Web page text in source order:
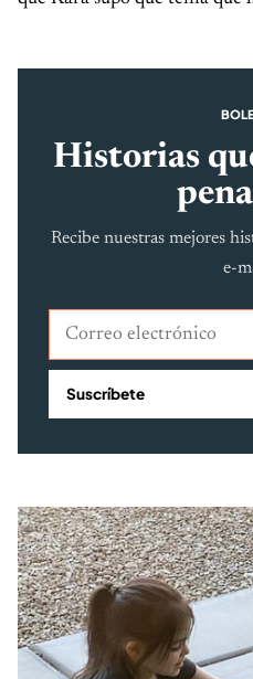
Historias
Recibe nuestras mejores
e-
Correo electrónico
Suscríbete